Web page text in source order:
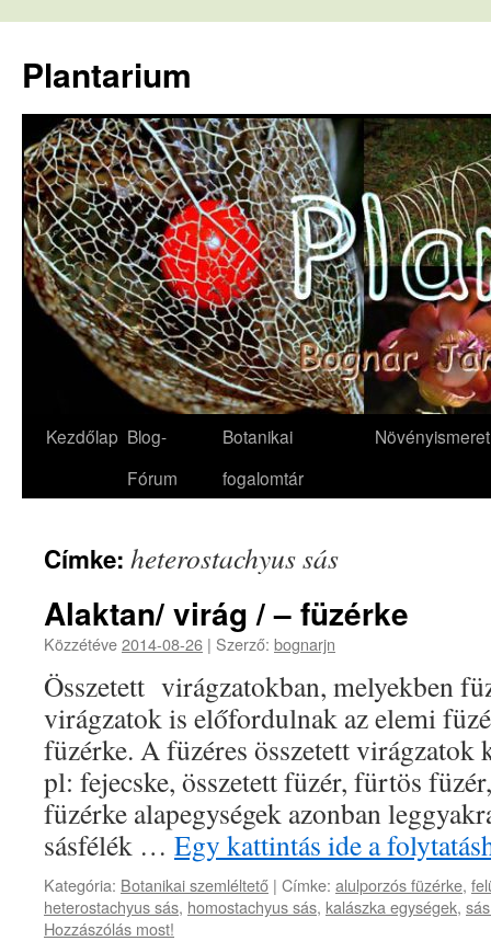
tartalomba
Plantarium
Kezdőlap Blog-
Fórum
Botanikai
fogalomtár
Növényismeret
Címke: heterostachyus sás
Alaktan/ virág / – füzérke
Közzétéve2014-08-26 | Szerző: bognarjn
Összetett virágzatokban, melyekben
virágzatok is előfordulnak az elemi
füzérke. A füzéres összetett virágzatok
pl: fejecske, összetett füzér, fürtös
füzérke alapegységek azonban
sásfélék … Egy kattintás ide a
Kategória: Botanikai szemléltető | Címke: alulporzós füzérke,
heterostachyus sás, homostachyus sás, kalászka egységek,
Hozzászólás most!